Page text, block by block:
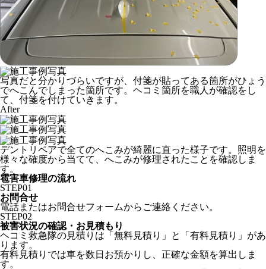
写真だと分かりづらいですが、付箋が貼ってある箇所がひょう
でへこんでしまった箇所です。ヘコミ箇所を職人が確認をし
て、付箋を付けていきます。
After
デントリペアで全てのへこみが綺麗に直った様子です。照明を
様々な確度から当てて、へこみが修理されたことを確認しま
す。
雹害車修理の流れ
STEP01
お問合せ
電話またはお問合せフォームからご連絡ください。
STEP02
被害状況の確認・お見積もり
ヘコミ救急隊の見積りは「無料見積り」と「有料見積り」があ
ります。
有料見積りでは車を数日お預かりし、正確な金額を算出しま
す。